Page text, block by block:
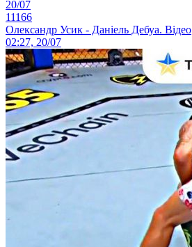
20/07
11166
Олександр Усик - Даніель Дебуа. Відео
02:27, 20/07